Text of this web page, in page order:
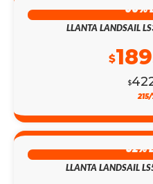
55%
LLANTA LANDSAIL
$
$
215/
52%
LLANTA LANDSAIL